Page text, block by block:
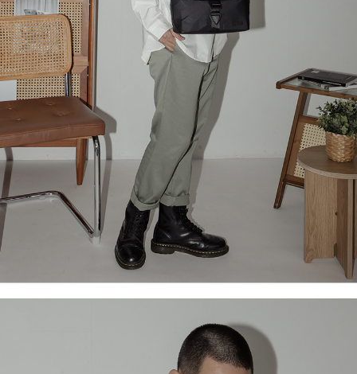
３．未成年的使用者請事先徵得法定代理人或監護人之同意方可使用
「AFTEE先享後付」，若未經同意申辦者引起之損失，本公司不負相關責
任。
４．使用「AFTEE先享後付」時，將依據個別帳號之用戶狀況，依本公司即
時審查核予不同之上限額度；若仍有額度不足之情形，本公司將視審查結果
請求用戶進行身份認證。
５．嚴禁一人註冊多個帳號或使用他人資訊註冊。若發現惡意使用之情形，
恩沛科技股份有限公司將有權停止該用戶之使用額度並採取法律行動。
宅配
每筆NT$60，滿NT$2,000(含以上)免運費
宅配_離島
每筆NT$100